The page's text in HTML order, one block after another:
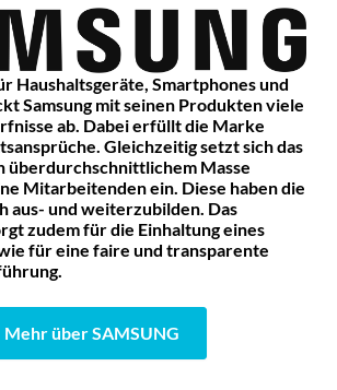
Haushaltsgeräte, Smartphones und
Samsung mit seinen Produkten viele
ab. Dabei erfüllt die Marke
Gleichzeitig setzt sich das
überdurchschnittlichem Masse
Mitarbeitenden ein. Diese haben die
aus- und weiterzubilden. Das
zudem für die Einhaltung eines
für eine faire und transparente
Mehr über SAMSUNG